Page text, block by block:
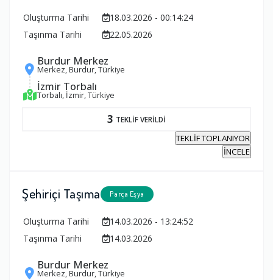
Oluşturma Tarihi
18.03.2026 - 00:14:24
Taşınma Tarihi
22.05.2026
Burdur Merkez
Merkez, Burdur, Türkiye
İzmir Torbalı
Torbalı, İzmir, Türkiye
3 TEKLİF VERİLDİ
TEKLİF TOPLANIYOR
İNCELE
Şehiriçi Taşıma Parça Eşya
Oluşturma Tarihi
14.03.2026 - 13:24:52
Taşınma Tarihi
14.03.2026
Burdur Merkez
Merkez, Burdur, Türkiye